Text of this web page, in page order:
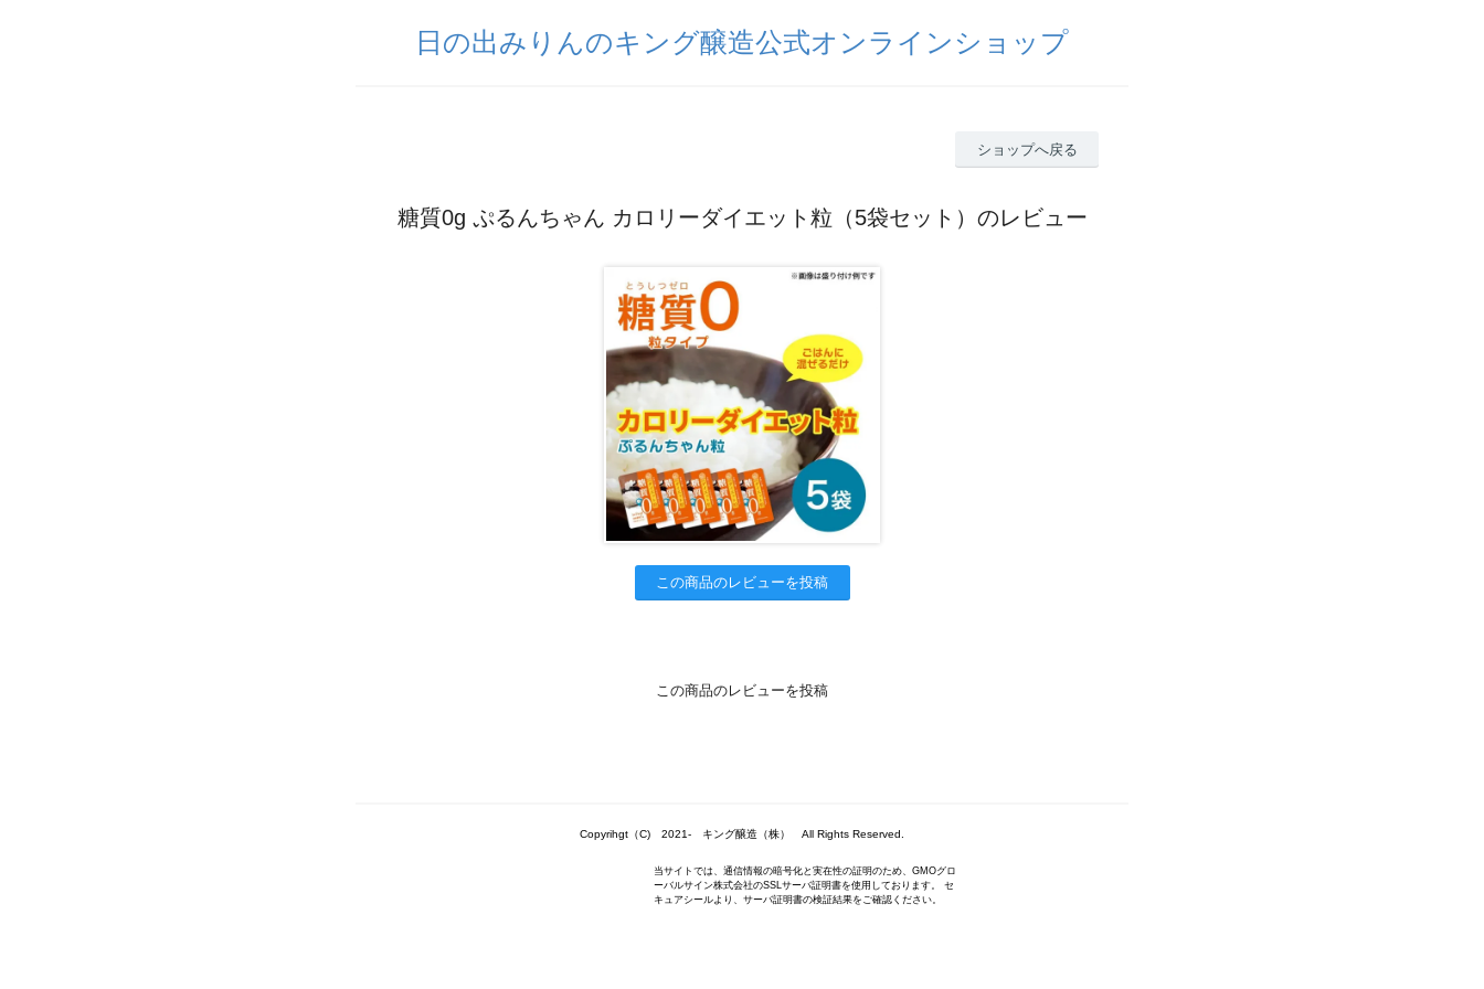
日の出みりんのキング醸造公式オンラインショップ
ショップへ戻る
糖質0g ぷるんちゃん カロリーダイエット粒（5袋セット）のレビュー
この商品のレビューを投稿
この商品のレビューを投稿
Copyrihgt（C) 2021- キング醸造（株） All Rights Reserved.
当サイトでは、通信情報の暗号化と実在性の証明のため、GMOグロ
ーバルサイン株式会社のSSLサーバ証明書を使用しております。 セ
キュアシールより、サーバ証明書の検証結果をご確認ください。